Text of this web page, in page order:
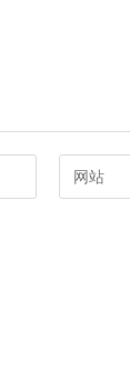
Enter
your